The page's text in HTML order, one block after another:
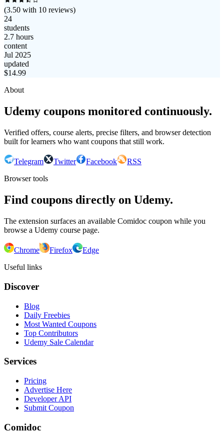
(3.50 with 10 reviews)
24
students
2.7 hours
content
Jul 2025
updated
$14.99
About
Udemy coupons monitored continuously.
Verified offers, course alerts, precise filters, and browser detection
built for learners who want coupons that still work.
Telegram Twitter Facebook
RSS
Browser tools
Find coupons directly on Udemy.
The extension surfaces an available Comidoc coupon while you
browse a Udemy course page.
Chrome Firefox
Edge
Useful links
Discover
Blog
Daily Freebies
Most Wanted Coupons
Top Contributors
Udemy Sale Calendar
Services
Pricing
Advertise Here
Developer API
Submit Coupon
Comidoc